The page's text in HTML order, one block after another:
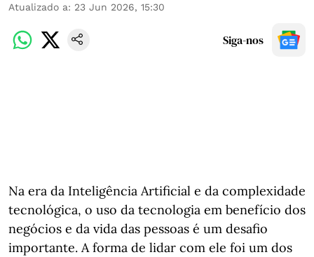
Atualizado a: 23 Jun 2026, 15:30
Siga-nos
Na era da Inteligência Artificial e da complexidade
tecnológica, o uso da tecnologia em benefício dos
negócios e da vida das pessoas é um desafio
importante. A forma de lidar com ele foi um dos